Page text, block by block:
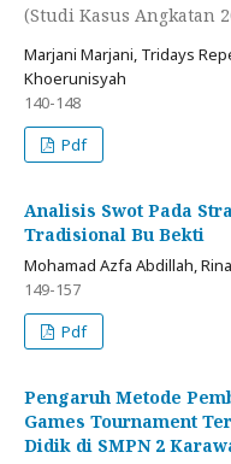
(Studi Kasus Angkatan
Marjani Marjani, Tridays
Khoerunisyah
140-148
Pdf
Analisis Swot Pada
Tradisional Bu Bekti
Mohamad Azfa Abdillah,
149-157
Pdf
Pengaruh Metode
Games Tournament
Didik di SMPN 2